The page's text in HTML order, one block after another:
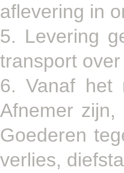
aflevering in
5. Levering
transport
6. Vanaf het
Afnemer
Goederen
verlies,